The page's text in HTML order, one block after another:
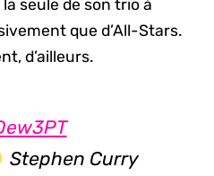
seule de son trio à
que d’All-Stars.
d’ailleurs.
Stephen Curry